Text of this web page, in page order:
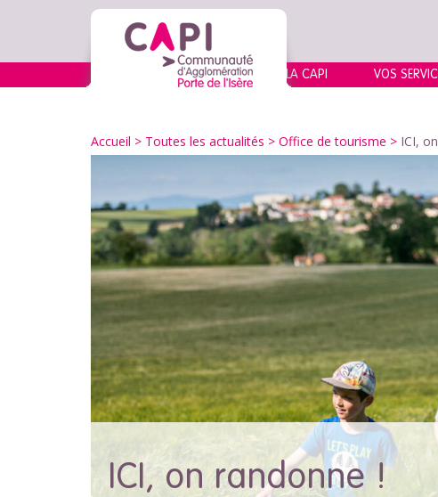
LA CAPI VOS
Accueil > Toutes les actualités > Office de tourisme > ICI,
ICI, on randonne !